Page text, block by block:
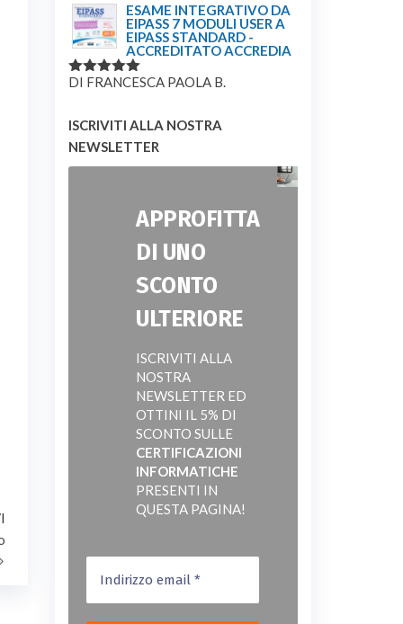
ESAME INTEGRATIVO DA
EIPASS 7 MODULI USER A
EIPASS STANDARD -
ACCREDITATO ACCREDIA
VALUTATO
DI FRANCESCA PAOLA B.
ISCRIVITI ALLA NOSTRA
NEWSLETTER
APPROFITTA
DI UNO
SCONTO
ULTERIORE
ISCRIVITI ALLA
NOSTRA
NEWSLETTER ED
OTTINI IL 5% DI
SCONTO SULLE
CERTIFICAZIONI
INFORMATICHE
PRESENTI IN
QUESTA PAGINA!